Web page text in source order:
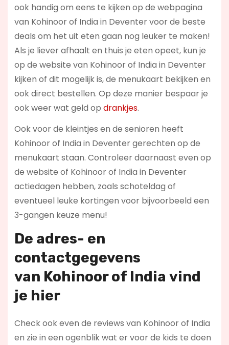
ook handig om eens te kijken op de webpagina
van Kohinoor of India in Deventer voor de beste
deals om het uit eten gaan nog leuker te maken!
Als je liever afhaalt en thuis je eten opeet, kun je
op de website van Kohinoor of India in Deventer
kijken of dit mogelijk is, de menukaart bekijken en
ook direct bestellen. Op deze manier bespaar je
ook weer wat geld op drankjes.
Ook voor de kleintjes en de senioren heeft
Kohinoor of India in Deventer gerechten op de
menukaart staan. Controleer daarnaast even op
de website of Kohinoor of India in Deventer
actiedagen hebben, zoals schoteldag of
eventueel leuke kortingen voor bijvoorbeeld een
3-gangen keuze menu!
De adres- en
contactgegevens
van Kohinoor of India vind
je hier
Check ook even de reviews van Kohinoor of India
en zie in een ogenblik wat er voor de kids te doen